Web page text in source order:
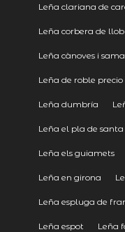
Leña clariana de
Leña corbera de
Leña cànoves i
Leña de roble precio
Leña dumbría
Leña el pla de
Leña els guiamets
Leña en girona
Leña espluga de
Leña espot Leña